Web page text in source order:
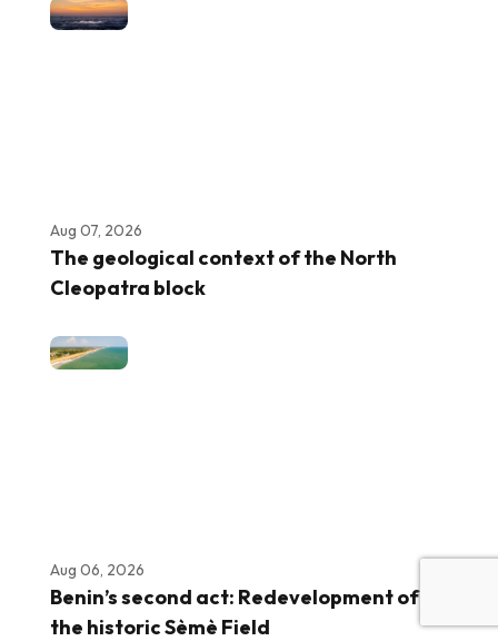
Aug 07, 2026
The geological context of the North
Cleopatra block
Aug 06, 2026
Benin’s second act: Redevelopment of
the historic Sèmè Field